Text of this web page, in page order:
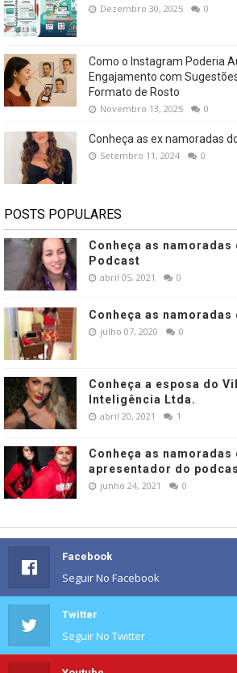
Dezembro 30, 2025 0
Como o Instagram Poderia
Engajamento com
Formato de Rosto
Novembro 13, 2025 0
Conheça as ex namoradas
Setembro 11, 2024 0
POSTS POPULARES
Conheça as
Podcast
abril 05, 2021 0
Conheça as namoradas
julho 07, 2020 0
Conheça a esposa do
Inteligência Ltda.
abril 20, 2021 1
Conheça as
apresentador do
junho 24, 2021 0
Facebook
Seguir No Facebook
Twitter
Seguir No Twitter